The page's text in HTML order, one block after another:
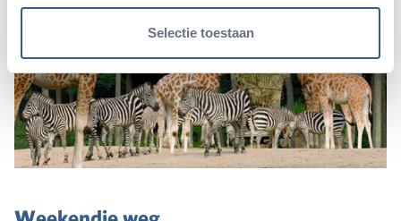
Selectie toestaan